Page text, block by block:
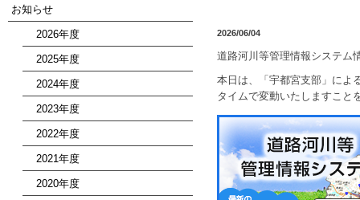
お知らせ
2026年度
2025年度
2024年度
2023年度
2022年度
2021年度
2020年度
2026/06/04
道路河川等管理情報システム
本日は、「宇都宮支部」によ
タイムで変動いたしますこと